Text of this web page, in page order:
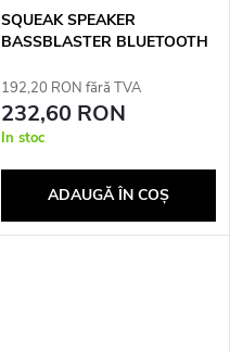
SQUEAK SPEAKER
BASSBLASTER BLUETOOTH
192,20 RON fără TVA
232,60 RON
In stoc
ADAUGĂ ÎN COŞ